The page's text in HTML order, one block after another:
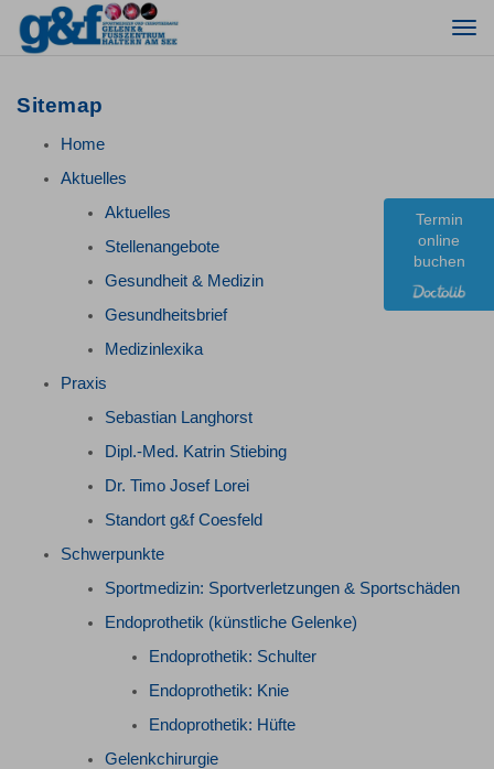
Termin
online
buchen
Sitemap
Home
Aktuelles
Aktuelles
Stellenangebote
Gesundheit & Medizin
Gesundheitsbrief
Medizinlexika
Praxis
Sebastian Langhorst
Dipl.-Med. Katrin Stiebing
Dr. Timo Josef Lorei
Standort g&f Coesfeld
Schwerpunkte
Sportmedizin: Sportverletzungen & Sportschäden
Endoprothetik (künstliche Gelenke)
Endoprothetik: Schulter
Endoprothetik: Knie
Endoprothetik: Hüfte
Gelenkchirurgie